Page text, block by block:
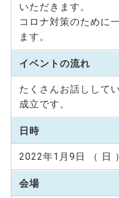
いただきます。
コロナ対策のために
ます。
イベントの流れ
たくさんお話しして
成立です。
日時
2022年1月9日 （ 日 ）
会場